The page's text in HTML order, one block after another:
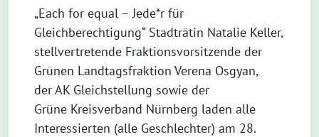
„Each for equal – Jede*r für
Gleichberechtigung“ Stadträtin Natalie Keller,
stellvertretende Fraktionsvorsitzende der
Grünen Landtagsfraktion Verena Osgyan,
der AK Gleichstellung sowie der
Grüne Kreisverband Nürnberg laden alle
Interessierten (alle Geschlechter) am 28.